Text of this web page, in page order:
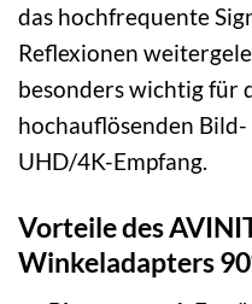
das hochfrequente
Reflexionen
besonders wichtig für
hochauflösenden
UHD/4K-Empfang.
Vorteile des
Winkeladapters